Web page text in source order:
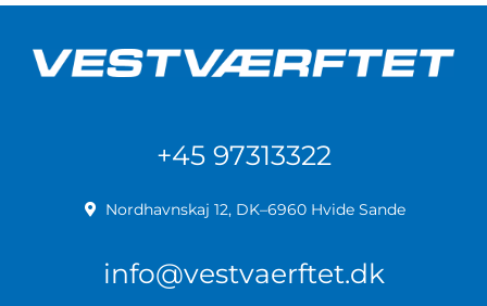
+45 97313322
Nordhavnskaj 12, DK–6960 Hvide Sande
info@vestvaerftet.dk